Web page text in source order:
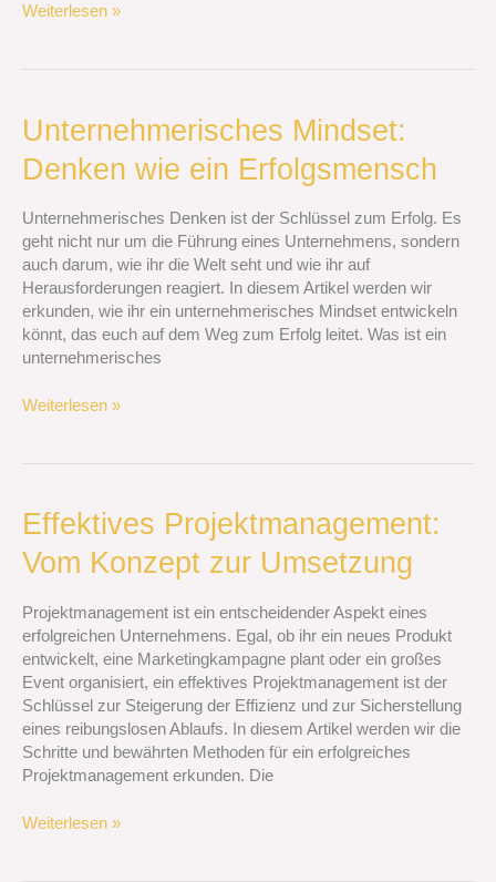
Weiterlesen »
Unternehmerisches Mindset:
Denken wie ein Erfolgsmensch
Unternehmerisches Denken ist der Schlüssel zum Erfolg. Es
geht nicht nur um die Führung eines Unternehmens, sondern
auch darum, wie ihr die Welt seht und wie ihr auf
Herausforderungen reagiert. In diesem Artikel werden wir
erkunden, wie ihr ein unternehmerisches Mindset entwickeln
könnt, das euch auf dem Weg zum Erfolg leitet. Was ist ein
unternehmerisches
Unternehmerisches
Mindset:
Denken
ein
Erfolgsmensch
Weiterlesen »
Effektives Projektmanagement:
Vom Konzept zur Umsetzung
Projektmanagement ist ein entscheidender Aspekt eines
erfolgreichen Unternehmens. Egal, ob ihr ein neues Produkt
entwickelt, eine Marketingkampagne plant oder ein großes
Event organisiert, ein effektives Projektmanagement ist der
Schlüssel zur Steigerung der Effizienz und zur Sicherstellung
eines reibungslosen Ablaufs. In diesem Artikel werden wir die
Schritte und bewährten Methoden für ein erfolgreiches
Projektmanagement erkunden. Die
Effektives
Projektmanagement:
Vom
zur
Umsetzung
Weiterlesen »